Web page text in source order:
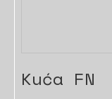
Kuća FN